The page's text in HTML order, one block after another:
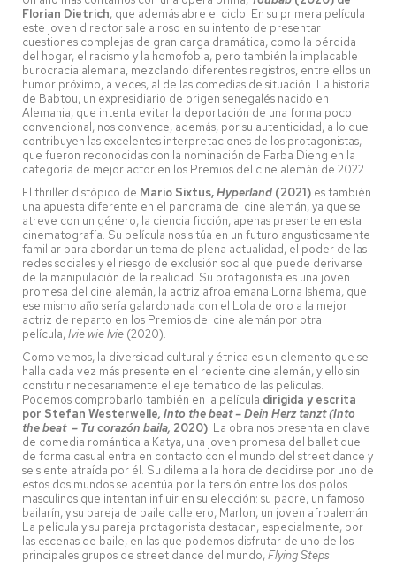
Florian Dietrich, que además abre el ciclo. En su primera película
este joven director sale airoso en su intento de presentar
cuestiones complejas de gran carga dramática, como la pérdida
del hogar, el racismo y la homofobia, pero también la implacable
burocracia alemana, mezclando diferentes registros, entre ellos un
humor próximo, a veces, al de las comedias de situación. La historia
de Babtou, un expresidiario de origen senegalés nacido en
Alemania, que intenta evitar la deportación de una forma poco
convencional, nos convence, además, por su autenticidad, a lo que
contribuyen las excelentes interpretaciones de los protagonistas,
que fueron reconocidas con la nominación de Farba Dieng en la
categoría de mejor actor en los Premios del cine alemán de 2022.
El thriller distópico de Mario Sixtus,Hyperland(2021) es también
una apuesta diferente en el panorama del cine alemán, ya que se
atreve con un género, la ciencia ficción, apenas presente en esta
cinematografía. Su película nos sitúa en un futuro angustiosamente
familiar para abordar un tema de plena actualidad, el poder de las
redes sociales y el riesgo de exclusión social que puede derivarse
de la manipulación de la realidad. Su protagonista es una joven
promesa del cine alemán, la actriz afroalemana Lorna Ishema, que
ese mismo año sería galardonada con el Lola de oro a la mejor
actriz de reparto en los Premios del cine alemán por otra
película,Ivie wie Ivie (2020).
Como vemos, la diversidad cultural y étnica es un elemento que se
halla cada vez más presente en el reciente cine alemán, y ello sin
constituir necesariamente el eje temático de las películas.
Podemos comprobarlo también en la película dirigida y escrita
por Stefan Westerwelle, Into the beat – Dein Herz tanzt (Into
the beat – Tu corazón baila, 2020). La obra nos presenta en clave
de comedia romántica a Katya, una joven promesa del ballet que
de forma casual entra en contacto con el mundo del street dance y
se siente atraída por él. Su dilema a la hora de decidirse por uno de
estos dos mundos se acentúa por la tensión entre los dos polos
masculinos que intentan influir en su elección: su padre, un famoso
bailarín, y su pareja de baile callejero, Marlon, un joven afroalemán.
La película y su pareja protagonista destacan, especialmente, por
las escenas de baile, en las que podemos disfrutar de uno de los
principales grupos de street dance del mundo,Flying Steps.